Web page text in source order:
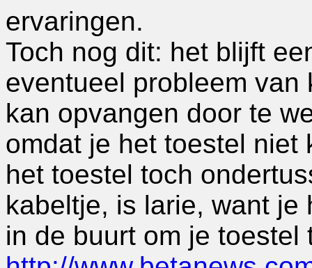
ervaringen.
Toch nog dit: het blijft
eventueel probleem
kan opvangen door te
omdat je het toestel niet
het toestel toch
kabeltje, is larie, want je
in de buurt om je toestel